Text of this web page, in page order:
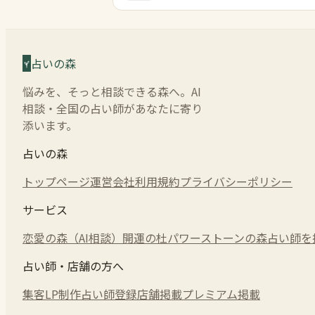
占いの森
悩みを、そっと相談できる森へ。AI
相談・全国の占い師があなたに寄り
添います。
占いの森
トップページ運営会社利用規約プライバシーポリシー
サービス
恋愛の森（AI相談） 開運の杜パワーストーンの森占い師
占い師・店舗の方へ
集客LP制作占い師登録店舗掲載プレミアム掲載